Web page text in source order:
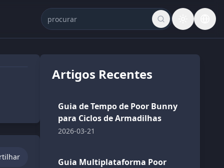
Artigos Recentes
Guia de Tempo de Poor Bunny
para Ciclos de Armadilhas
2026-03-21
Guia Multiplataforma Poor